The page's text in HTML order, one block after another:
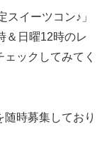
イーツコン♪」
＆日曜12時のレ
ックしてみてく
時募集しており